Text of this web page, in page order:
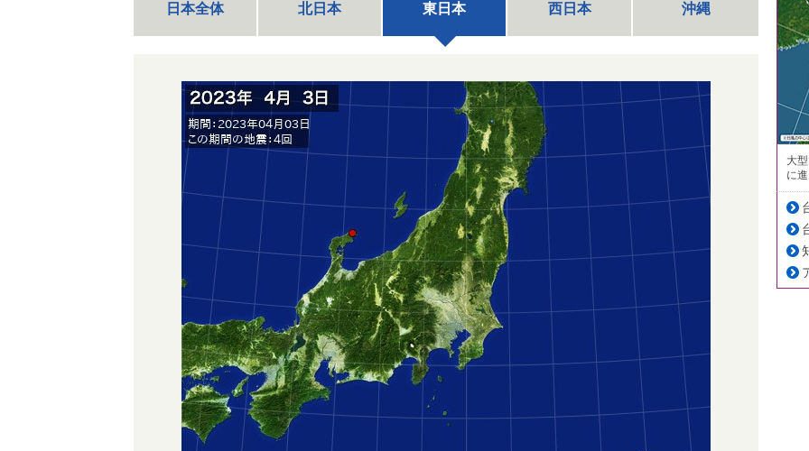
日本全体 北日本 東日本 西日本 沖縄
大
に